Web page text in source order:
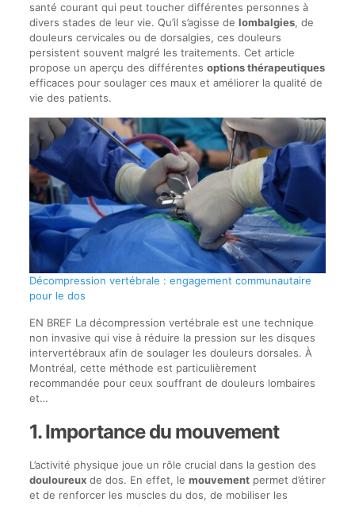
santé courant qui peut toucher différentes personnes à
divers stades de leur vie. Qu’il s’agisse de lombalgies, de
douleurs cervicales ou de dorsalgies, ces douleurs
persistent souvent malgré les traitements. Cet article
propose un aperçu des différentes options thérapeutiques
efficaces pour soulager ces maux et améliorer la qualité de
vie des patients.
Décompression vertébrale : engagement communautaire
pour le dos
EN BREF La décompression vertébrale est une technique
non invasive qui vise à réduire la pression sur les disques
intervertébraux afin de soulager les douleurs dorsales. À
Montréal, cette méthode est particulièrement
recommandée pour ceux souffrant de douleurs lombaires
et…
1. Importance du mouvement
L’activité physique joue un rôle crucial dans la gestion des
douloureuxde dos. En effet, le mouvementpermet d’étirer
et de renforcer les muscles du dos, de mobiliser les